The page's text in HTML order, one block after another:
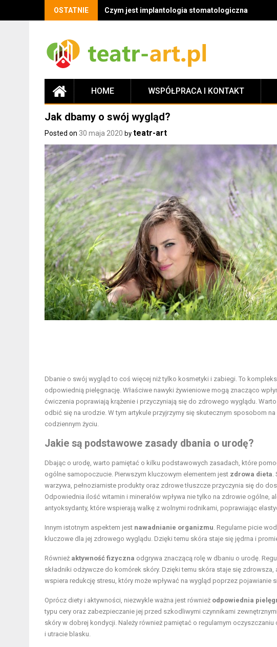
OSTATNIE Czym jest implantologia stomatologiczna i jak
HOME WSPÓŁPRACA I KONTAKT
Jak dbamy o swój wygląd?
Posted on 30 maja 2020 by teatr-art
Dbanie o swój wygląd to coś więcej niż tylko kosmetyki i zabiegi. To
odpowiednią pielęgnację. Właściwe nawyki żywieniowe mogą znacząco
ćwiczenia poprawiają krążenie i przyczyniają się do zdrowego wyglądu.
odbić się na urodzie. W tym artykule przyjrzymy się skutecznym sposobom
codziennym życiu.
Jakie są podstawowe zasady dbania o urodę?
Dbając o urodę, warto pamiętać o kilku podstawowych zasadach, które
ogólne samopoczucie. Pierwszym kluczowym elementem jest zdrowa dieta.
warzywa, pełnoziarniste produkty oraz zdrowe tłuszcze przyczynia się do
Odpowiednia ilość witamin i minerałów wpływa nie tylko na zdrowie ogólne,
antyoksydanty, które wspierają walkę z wolnymi rodnikami, poprawiając
Innym istotnym aspektem jest nawadnianie organizmu. Regularne picie
kluczowe dla jej zdrowego wyglądu. Dzięki temu skóra staje się jędrna i
Również aktywność fizyczna odgrywa znaczącą rolę w dbaniu o urodę.
składniki odżywcze do komórek skóry. Dzięki temu skóra staje się
wspiera redukcję stresu, który może wpływać na wygląd poprzez pojawianie
Oprócz diety i aktywności, niezwykle ważna jest również odpowiednia
typu cery oraz zabezpieczanie jej przed szkodliwymi czynnikami
skóry w dobrej kondycji. Należy również pamiętać o regularnym
i utracie blasku.